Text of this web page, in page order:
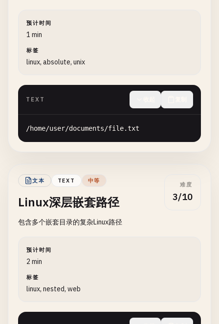
预计时间
1 min
标签
linux, absolute, unix
TEXT
/home/user/documents/file.txt
文本 TEXT 中等
Linux深层嵌套路径
包含多个嵌套目录的复杂Linux路径
难度
3/10
预计时间
2 min
标签
linux, nested, web